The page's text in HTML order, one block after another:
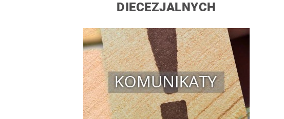
DIECEZJALNYCH